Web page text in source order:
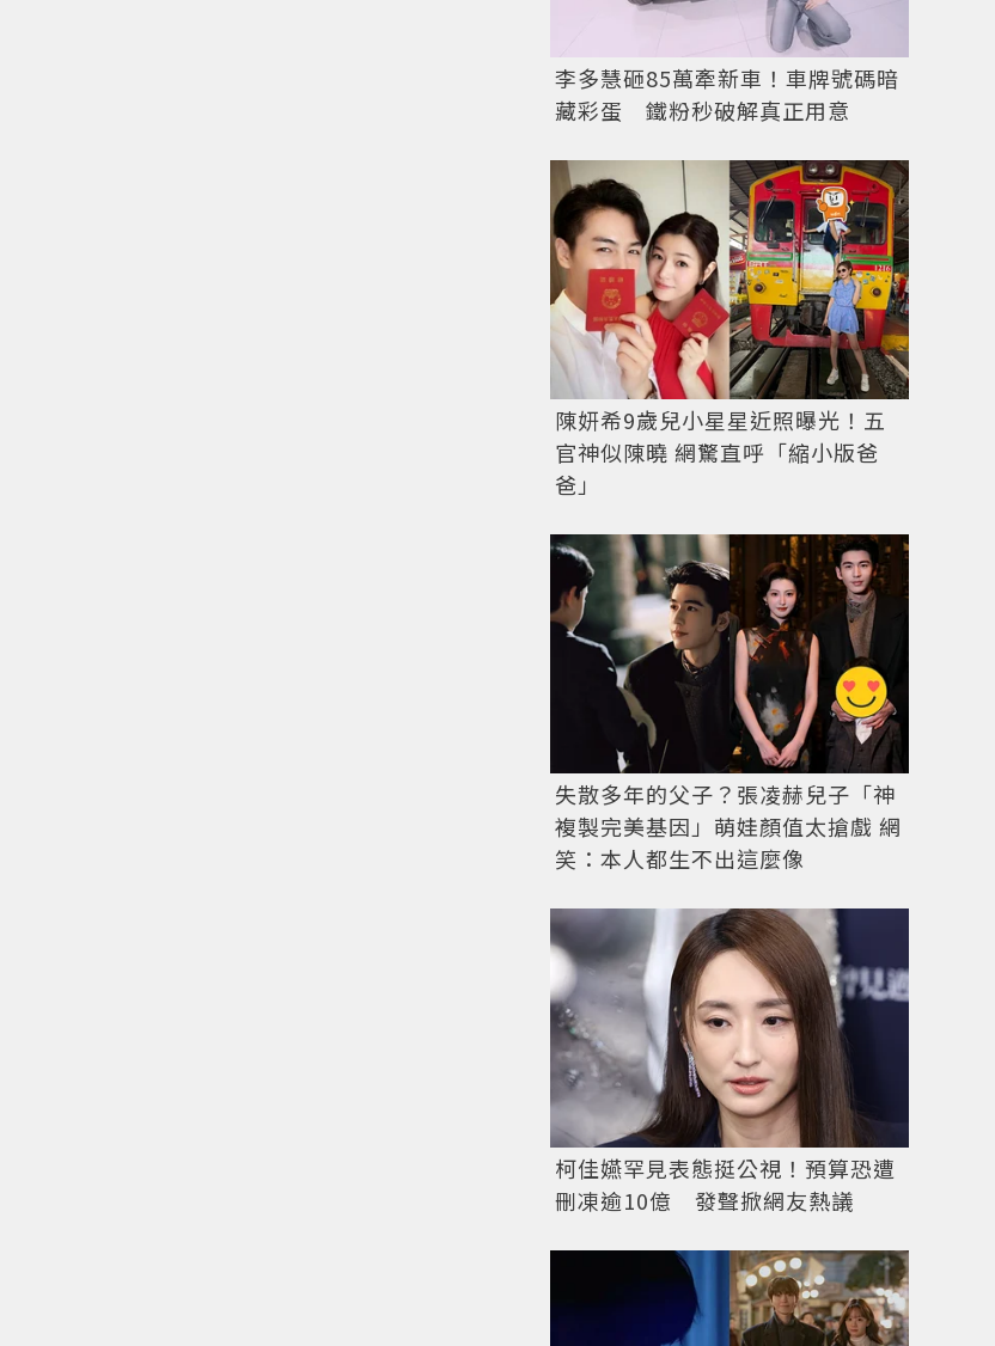
李多慧砸85萬牽新車！車牌號碼暗
藏彩蛋 鐵粉秒破解真正用意
陳妍希9歲兒小星星近照曝光！五
官神似陳曉 網驚直呼「縮小版爸
爸」
失散多年的父子？張凌赫兒子「神
複製完美基因」萌娃顏值太搶戲 網
笑：本人都生不出這麼像
柯佳嬿罕見表態挺公視！預算恐遭
刪凍逾10億 發聲掀網友熱議